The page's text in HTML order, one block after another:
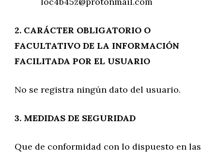
2. CARÁCTER OBLIGATORIO O
FACULTATIVO DE LA INFORMACIÓN
FACILITADA POR EL USUARIO
No se registra ningún dato del usuario.
3. MEDIDAS DE SEGURIDAD
Que de conformidad con lo dispuesto en las